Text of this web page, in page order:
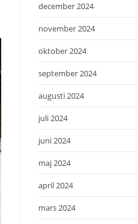
december 2024
november 2024
oktober 2024
september 2024
augusti 2024
juli 2024
juni 2024
maj 2024
april 2024
mars 2024